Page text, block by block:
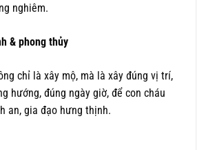
nghiêm.
& phong thủy
chỉ là xây mộ, mà là xây đúng vị trí,
hướng, đúng ngày giờ, để con cháu
an, gia đạo hưng thịnh.